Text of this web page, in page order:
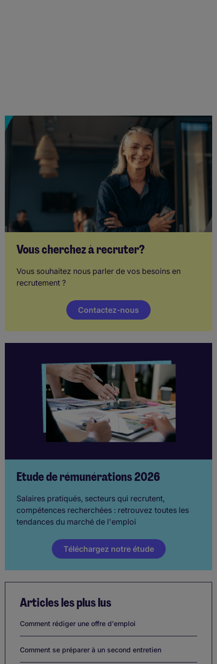
Vous cherchez à recruter?
Vous souhaitez nous parler de vos besoins en
recrutement ?
Contactez-nous
Etude de rémunérations 2026
Salaires pratiqués, secteurs qui recrutent,
compétences recherchées : retrouvez toutes les
tendances du marché de l'emploi
Téléchargez notre étude
Articles les plus lus
Comment rédiger une offre d'emploi
Comment se préparer à un second entretien